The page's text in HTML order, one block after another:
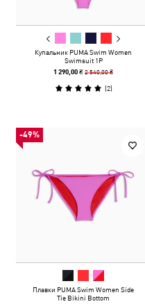
Купальник PUMA Swim Women
Swimsuit 1P
1 290,00 ₴2 540,00 ₴
(2)
-49%
Плавки PUMA Swim Women Side
Tie Bikini Bottom